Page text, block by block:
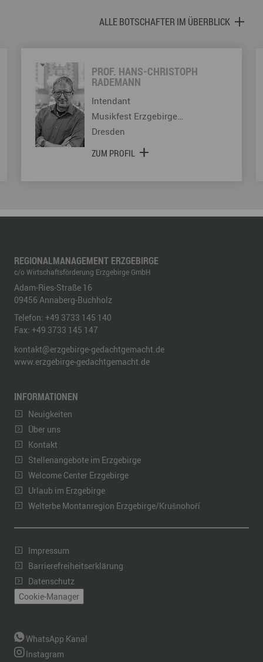
ALLE BOTSCHAFTER IM ÜBERBLICK
PROF. HANS-CHRISTOPH
RADEMANN
Intendant
Musikfest Erzgebirge…
Dresden
ZUM PROFIL
REGIONALMANAGEMENT ERZGEBIRGE
c/o Wirtschaftsförderung Erzgebirge GmbH
Adam-Ries-Straße 16
09456 Annaberg-Buchholz
Telefon: +49 3733 145 140
Fax: +49 3733 145 147
kontakt@erzgebirge-gedachtgemacht.de
www.erzgebirge-gedachtgemacht.de
INFORMATIONEN
Neuigkeiten
Über uns
Kontakt
Stellenangebote im Erzgebirge
Welcome Center Erzgebirge
Urlaub im Erzgebirge
Welterbe Montanregion Erzgebirge/Krušnohoří
Impressum
Barrierefreiheitserklärung
Datenschutz
Cookie-Manager
WhatsApp Kanal
Instagram